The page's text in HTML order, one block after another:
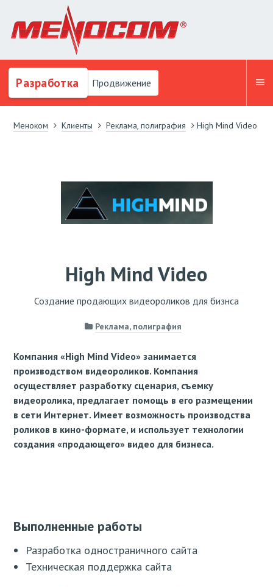
Разработка Продвижение
Меноком Клиенты Реклама, полиграфия High Mind Video
High Mind Video
Создание продающих видеороликов для бизнса
Реклама, полиграфия
Компания «High Mind Video» занимается
производством видеороликов. Компания
осуществляет разработку сценария, съемку
видеоролика, предлагает помощь в его размещении
в сети Интернет. Имеет возможность производства
роликов в кино-формате, и использует технологии
создания «продающего» видео для бизнеса.
Выполненные работы
Разработка одностраничного сайта
Техническая поддержка сайта